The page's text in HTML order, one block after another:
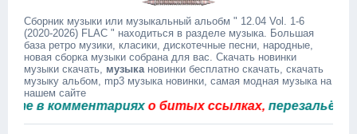
Сборник музыки или музыкальный альобм " 12.04 Vol. 1-6
(2020-2026) FLAC " находиться в разделе музыка. Большая
база ретро музики, класики, дискотечные песни, народные,
новая сборка музыки собрана для вас. Скачать новинки
музыки скачать, музыкановинки бесплатно скачать, скачать
музыку альбом, mp3 музыка новинки, самая модная музыка на
нашем сайте
комментарияхо битых ссылках,перезальём